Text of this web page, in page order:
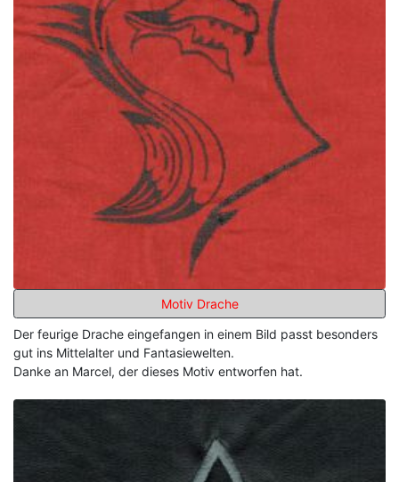
Motiv Drache
Der feurige Drache eingefangen in einem Bild passt besonders
gut ins Mittelalter und Fantasiewelten.
Danke an Marcel, der dieses Motiv entworfen hat.